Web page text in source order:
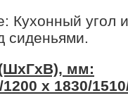
Кухонный угол
сиденьями.
мм:
х 1830/